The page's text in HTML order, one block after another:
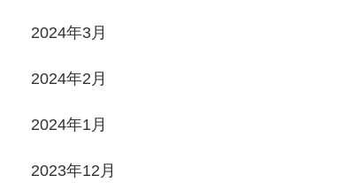
2024年3月
2024年2月
2024年1月
2023年12月